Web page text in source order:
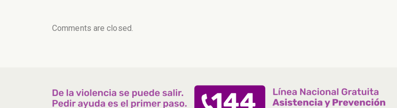
Comments are closed.